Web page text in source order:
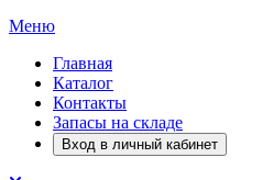
Меню
Главная
Каталог
Контакты
Запасы на складе
Вход в личный кабинет